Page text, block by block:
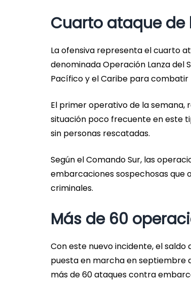
Cuarto ataque de
La ofensiva representa el cuarto
denominada Operación Lanza del
Pacífico y el Caribe para
El primer operativo de la semana,
situación poco frecuente en este
sin personas rescatadas.
Según el Comando Sur, las
embarcaciones sospechosas que
criminales.
Más de 60
Con este nuevo incidente, el
puesta en marcha en septiembre
más de 60 ataques contra